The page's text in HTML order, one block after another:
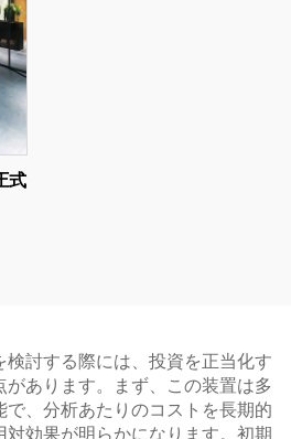
式
討する際には、投資を正当化す
があります。まず、この装置は多
、分析あたりのコストを長期的
効果が明らかになります。初期